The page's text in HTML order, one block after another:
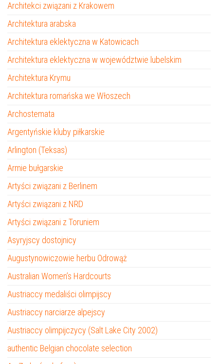
Architekci związani z Krakowem
Architektura arabska
Architektura eklektyczna w Katowicach
Architektura eklektyczna w województwie lubelskim
Architektura Krymu
Architektura romańska we Włoszech
Archostemata
Argentyńskie kluby piłkarskie
Arlington (Teksas)
Armie bułgarskie
Artyści związani z Berlinem
Artyści związani z NRD
Artyści związani z Toruniem
Asyryjscy dostojnicy
Augustynowiczowie herbu Odrowąż
Australian Women’s Hardcourts
Austriaccy medaliści olimpijscy
Austriaccy narciarze alpejscy
Austriaccy olimpijczycy (Salt Lake City 2002)
authentic Belgian chocolate selection